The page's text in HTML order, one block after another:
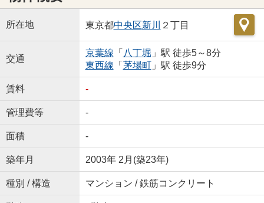
所在地 東京都中央区新川 ２丁目
交通
京葉線 「 八丁堀 」駅 徒歩5～8分
東西線 「 茅場町」駅 徒歩9分
賃料 -
管理費等 -
面積 -
築年月 2003年 2月(築23年)
種別 / 構造 マンション / 鉄筋コンクリート